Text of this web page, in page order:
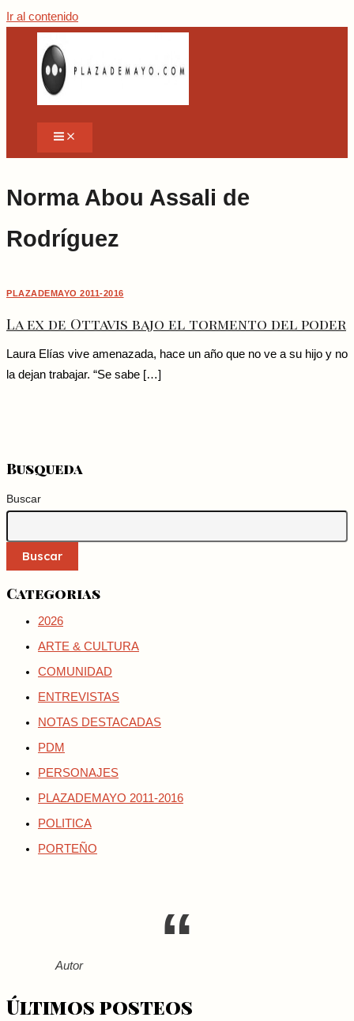
Ir al contenido
Norma Abou Assali de
Rodríguez
PLAZADEMAYO 2011-2016
La ex de Ottavis bajo el tormento del poder
Laura Elías vive amenazada, hace un año que no ve a su hijo y no
la dejan trabajar. “Se sabe […]
Busqueda
Buscar
Buscar
Categorias
2026
ARTE & CULTURA
COMUNIDAD
ENTREVISTAS
NOTAS DESTACADAS
PDM
PERSONAJES
PLAZADEMAYO 2011-2016
POLITICA
PORTEÑO
Autor
Últimos posteos